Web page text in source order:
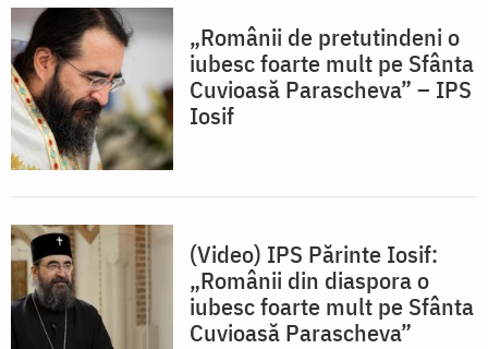
„Românii de pretutindeni o
iubesc foarte mult pe Sfânta
Cuvioasă Parascheva” – IPS
Iosif
(Video) IPS Părinte Iosif:
„Românii din diaspora o
iubesc foarte mult pe Sfânta
Cuvioasă Parascheva”